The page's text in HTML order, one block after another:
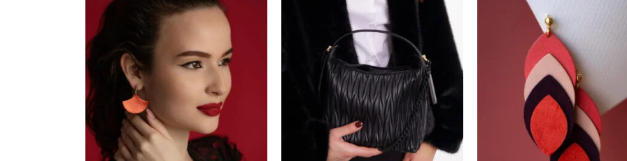
Original
price
was:
27
.590 Ft.
Current
.795 Ft.